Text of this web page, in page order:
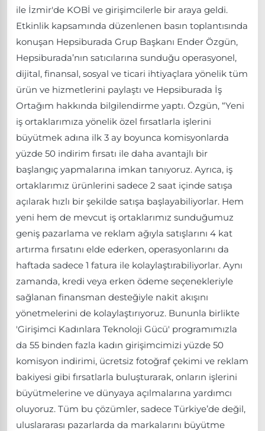
ile İzmir'de KOBİ ve girişimcilerle bir araya geldi.
Etkinlik kapsamında düzenlenen basın toplantısında
konuşan Hepsiburada Grup Başkanı Ender Özgün,
Hepsiburada’nın satıcılarına sunduğu operasyonel,
dijital, finansal, sosyal ve ticari ihtiyaçlara yönelik tüm
ürün ve hizmetlerini paylaştı ve Hepsiburada İş
Ortağım hakkında bilgilendirme yaptı. Özgün, “Yeni
iş ortaklarımıza yönelik özel fırsatlarla işlerini
büyütmek adına ilk 3 ay boyunca komisyonlarda
yüzde 50 indirim fırsatı ile daha avantajlı bir
başlangıç yapmalarına imkan tanıyoruz. Ayrıca, iş
ortaklarımız ürünlerini sadece 2 saat içinde satışa
açılarak hızlı bir şekilde satışa başlayabiliyorlar. Hem
yeni hem de mevcut iş ortaklarımız sunduğumuz
geniş pazarlama ve reklam ağıyla satışlarını 4 kat
artırma fırsatını elde ederken, operasyonlarını da
haftada sadece 1 fatura ile kolaylaştırabiliyorlar. Aynı
zamanda, kredi veya erken ödeme seçenekleriyle
sağlanan finansman desteğiyle nakit akışını
yönetmelerini de kolaylaştırıyoruz. Bununla birlikte
'Girişimci Kadınlara Teknoloji Gücü' programımızla
da 55 binden fazla kadın girişimcimizi yüzde 50
komisyon indirimi, ücretsiz fotoğraf çekimi ve reklam
bakiyesi gibi fırsatlarla buluşturarak, onların işlerini
büyütmelerine ve dünyaya açılmalarına yardımcı
oluyoruz. Tüm bu çözümler, sadece Türkiye’de değil,
uluslararası pazarlarda da markalarını büyütme